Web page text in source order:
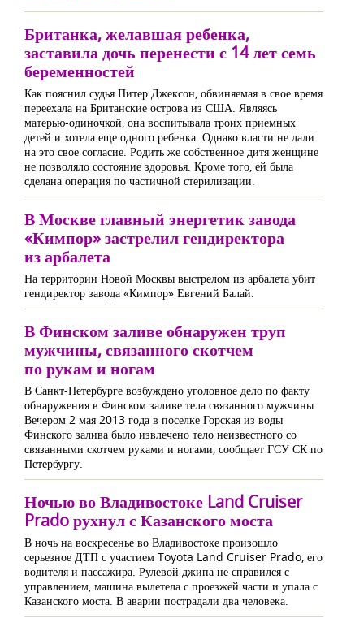
Британка, желавшая ребенка,
заставила дочь перенести с 14 лет семь
беременностей
Как пояснил судья Питер Джексон, обвиняемая в свое время
переехала на Британские острова из США. Являясь
матерью-одиночкой, она воспитывала троих приемных
детей и хотела еще одного ребенка. Однако власти не дали
на это свое согласие. Родить же собственное дитя женщине
не позволяло состояние здоровья. Кроме того, ей была
сделана операция по частичной стерилизации.
В Москве главный энергетик завода
«Кимпор» застрелил гендиректора
из арбалета
На территории Новой Москвы выстрелом из арбалета убит
гендиректор завода «Кимпор» Евгений Балай.
В Финском заливе обнаружен труп
мужчины, связанного скотчем
по рукам и ногам
В Санкт-Петербурге возбуждено уголовное дело по факту
обнаружения в Финском заливе тела связанного мужчины.
Вечером 2 мая 2013 года в поселке Горская из воды
Финского залива было извлечено тело неизвестного со
связанными скотчем руками и ногами, сообщает ГСУ СК по
Петербургу.
Ночью во Владивостоке Land Cruiser
Prado рухнул с Казанского моста
В ночь на воскресенье во Владивостоке произошло
серьезное ДТП с участием Toyota Land Cruiser Prado, его
водителя и пассажира. Рулевой джипа не справился с
управлением, машина вылетела с проезжей части и упала с
Казанского моста. В аварии пострадали два человека.